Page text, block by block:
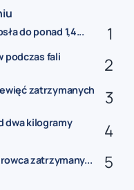
do ponad 1,4...
podczas fali
zatrzymanych
dwa kilogramy
zatrzymany...